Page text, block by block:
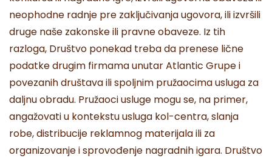
neophodne radnje pre zaključivanja ugovora, ili izvršili
druge naše zakonske ili pravne obaveze. Iz tih
razloga, Društvo ponekad treba da prenese lične
podatke drugim firmama unutar Atlantic Grupe i
povezanih društava ili spoljnim pružaocima usluga za
daljnu obradu. Pružaoci usluge mogu se, na primer,
angažovati u kontekstu usluga kol-centra, slanja
robe, distribucije reklamnog materijala ili za
organizovanje i sprovođenje nagradnih igara. Društvo